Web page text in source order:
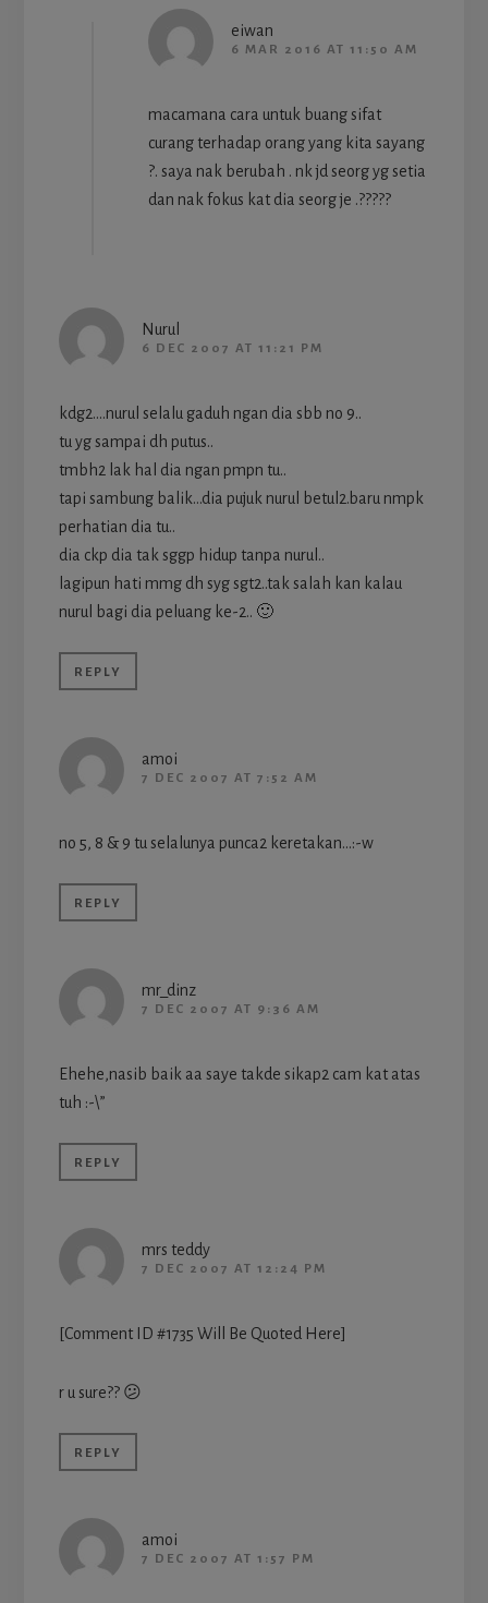
eiwan
6 MAR 2016 AT 11:50 AM
macamana cara untuk buang sifat
curang terhadap orang yang kita sayang
?. saya nak berubah . nk jd seorg yg setia
dan nak fokus kat dia seorg je .?????
Nurul
6 DEC 2007 AT 11:21 PM
kdg2….nurul selalu gaduh ngan dia sbb no 9..
tu yg sampai dh putus..
tmbh2 lak hal dia ngan pmpn tu..
tapi sambung balik…dia pujuk nurul betul2.baru nmpk
perhatian dia tu..
dia ckp dia tak sggp hidup tanpa nurul..
lagipun hati mmg dh syg sgt2..tak salah kan kalau
nurul bagi dia peluang ke-2.. 🙂
REPLY
amoi
7 DEC 2007 AT 7:52 AM
no 5, 8 & 9 tu selalunya punca2 keretakan…:-w
REPLY
mr_dinz
7 DEC 2007 AT 9:36 AM
Ehehe,nasib baik aa saye takde sikap2 cam kat atas
tuh :-\”
REPLY
mrs teddy
7 DEC 2007 AT 12:24 PM
[Comment ID #1735 Will Be Quoted Here]
r u sure?? 😕
REPLY
amoi
7 DEC 2007 AT 1:57 PM